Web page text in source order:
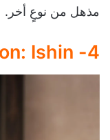
مذهل من نوعٍ أخر.
4- Like A Dragon: Ishin